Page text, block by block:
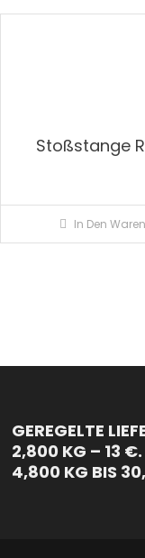
Stoßstange
In Den
GEREGELTE
2,800 KG – 13
4,800 KG BIS